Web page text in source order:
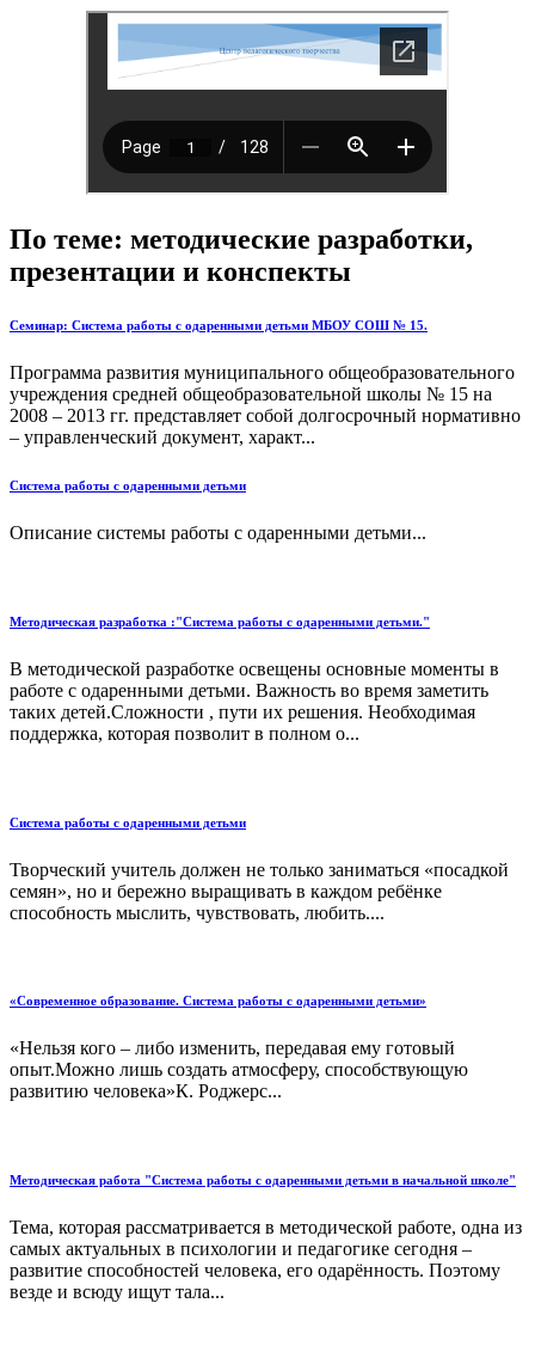
По теме: методические разработки,
презентации и конспекты
Семинар: Система работы с одаренными детьми МБОУ СОШ № 15.
Программа развития муниципального общеобразовательного
учреждения средней общеобразовательной школы № 15 на
2008 – 2013 гг. представляет собой долгосрочный нормативно
– управленческий документ, характ...
Система работы с одаренными детьми
Описание системы работы с одаренными детьми...
Методическая разработка :"Система работы с одаренными детьми."
В методической разработке освещены основные моменты в
работе с одаренными детьми. Важность во время заметить
таких детей.Сложности , пути их решения. Необходимая
поддержка, которая позволит в полном о...
Система работы с одаренными детьми
Творческий учитель должен не только заниматься «посадкой
семян», но и бережно выращивать в каждом ребёнке
способность мыслить, чувствовать, любить....
«Современное образование. Система работы с одаренными детьми»
«Нельзя кого – либо изменить, передавая ему готовый
опыт.Можно лишь создать атмосферу, способствующую
развитию человека»К. Роджерс...
Методическая работа "Система работы с одаренными детьми в начальной школе"
Тема, которая рассматривается в методической работе, одна из
самых актуальных в психологии и педагогике сегодня –
развитие способностей человека, его одарённость. Поэтому
везде и всюду ищут тала...